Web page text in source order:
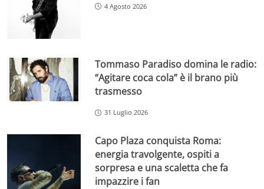
4 Agosto 2026
Tommaso Paradiso domina le radio:
“Agitare coca cola” è il brano più
trasmesso
31 Luglio 2026
Capo Plaza conquista Roma:
energia travolgente, ospiti a
sorpresa e una scaletta che fa
impazzire i fan